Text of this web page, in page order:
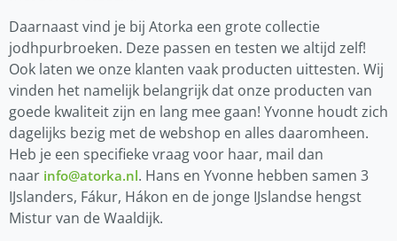
Daarnaast vind je bij Atorka een grote collectie
jodhpurbroeken. Deze passen en testen we altijd zelf!
Ook laten we onze klanten vaak producten uittesten. Wij
vinden het namelijk belangrijk dat onze producten van
goede kwaliteit zijn en lang mee gaan! Yvonne houdt zich
dagelijks bezig met de webshop en alles daaromheen.
Heb je een specifieke vraag voor haar, mail dan
naar info@atorka.nl. Hans en Yvonne hebben samen 3
IJslanders, Fákur, Hákon en de jonge IJslandse hengst
Mistur van de Waaldijk.